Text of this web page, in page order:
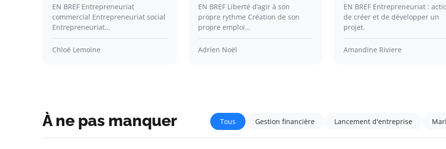
EN BREF Entrepreneuriat
commercial Entrepreneuriat social
Entrepreneuriat…
Chloé Lemoine
EN BREF Liberté d’agir à son
propre rythme Création de son
propre emploi…
Adrien Noël
EN BREF Entrepreneuriat :
de créer et de développer un
projet.
Amandine Riviere
À ne pas manquer Tous Gestion financière Lancement d'entreprise